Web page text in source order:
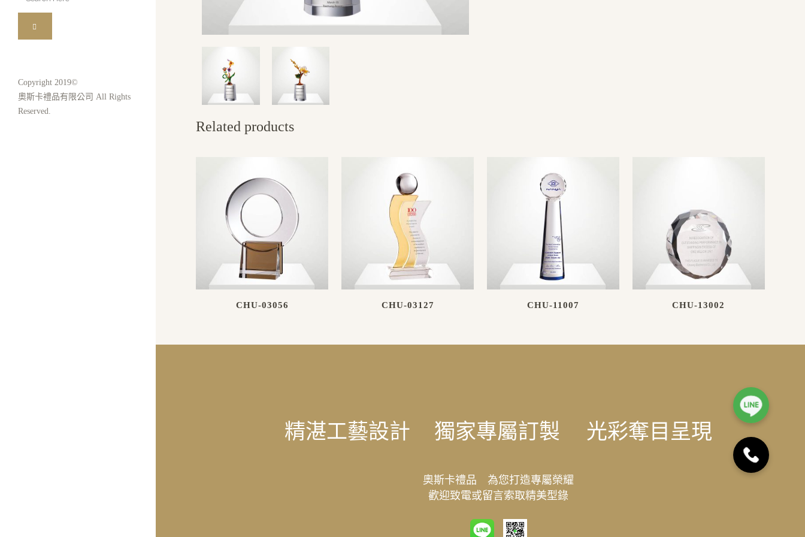
Copyright 2019©
奧斯卡禮品有限公司 All Rights
Reserved.
Related products
CHU-03056 CHU-03127 CHU-11007 CHU-13002
精湛工藝設計 獨家專屬訂製 光彩奪目呈現
奧斯卡禮品 為您打造專屬榮耀
歡迎致電或留言索取精美型錄